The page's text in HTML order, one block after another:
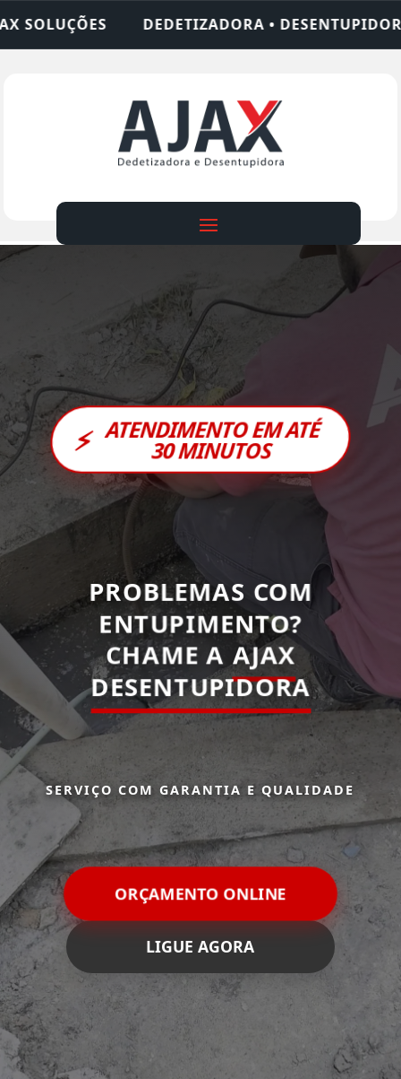
• DESENTUPIDORA • LIMPEZA DE FOSSA
⚡ ATENDIMENTO EM ATÉ
30 MINUTOS
PROBLEMAS COM
ENTUPIMENTO?
CHAME A AJAX
DESENTUPIDORA
SERVIÇO COM GARANTIA E QUALIDADE
ORÇAMENTO ONLINE
LIGUE AGORA